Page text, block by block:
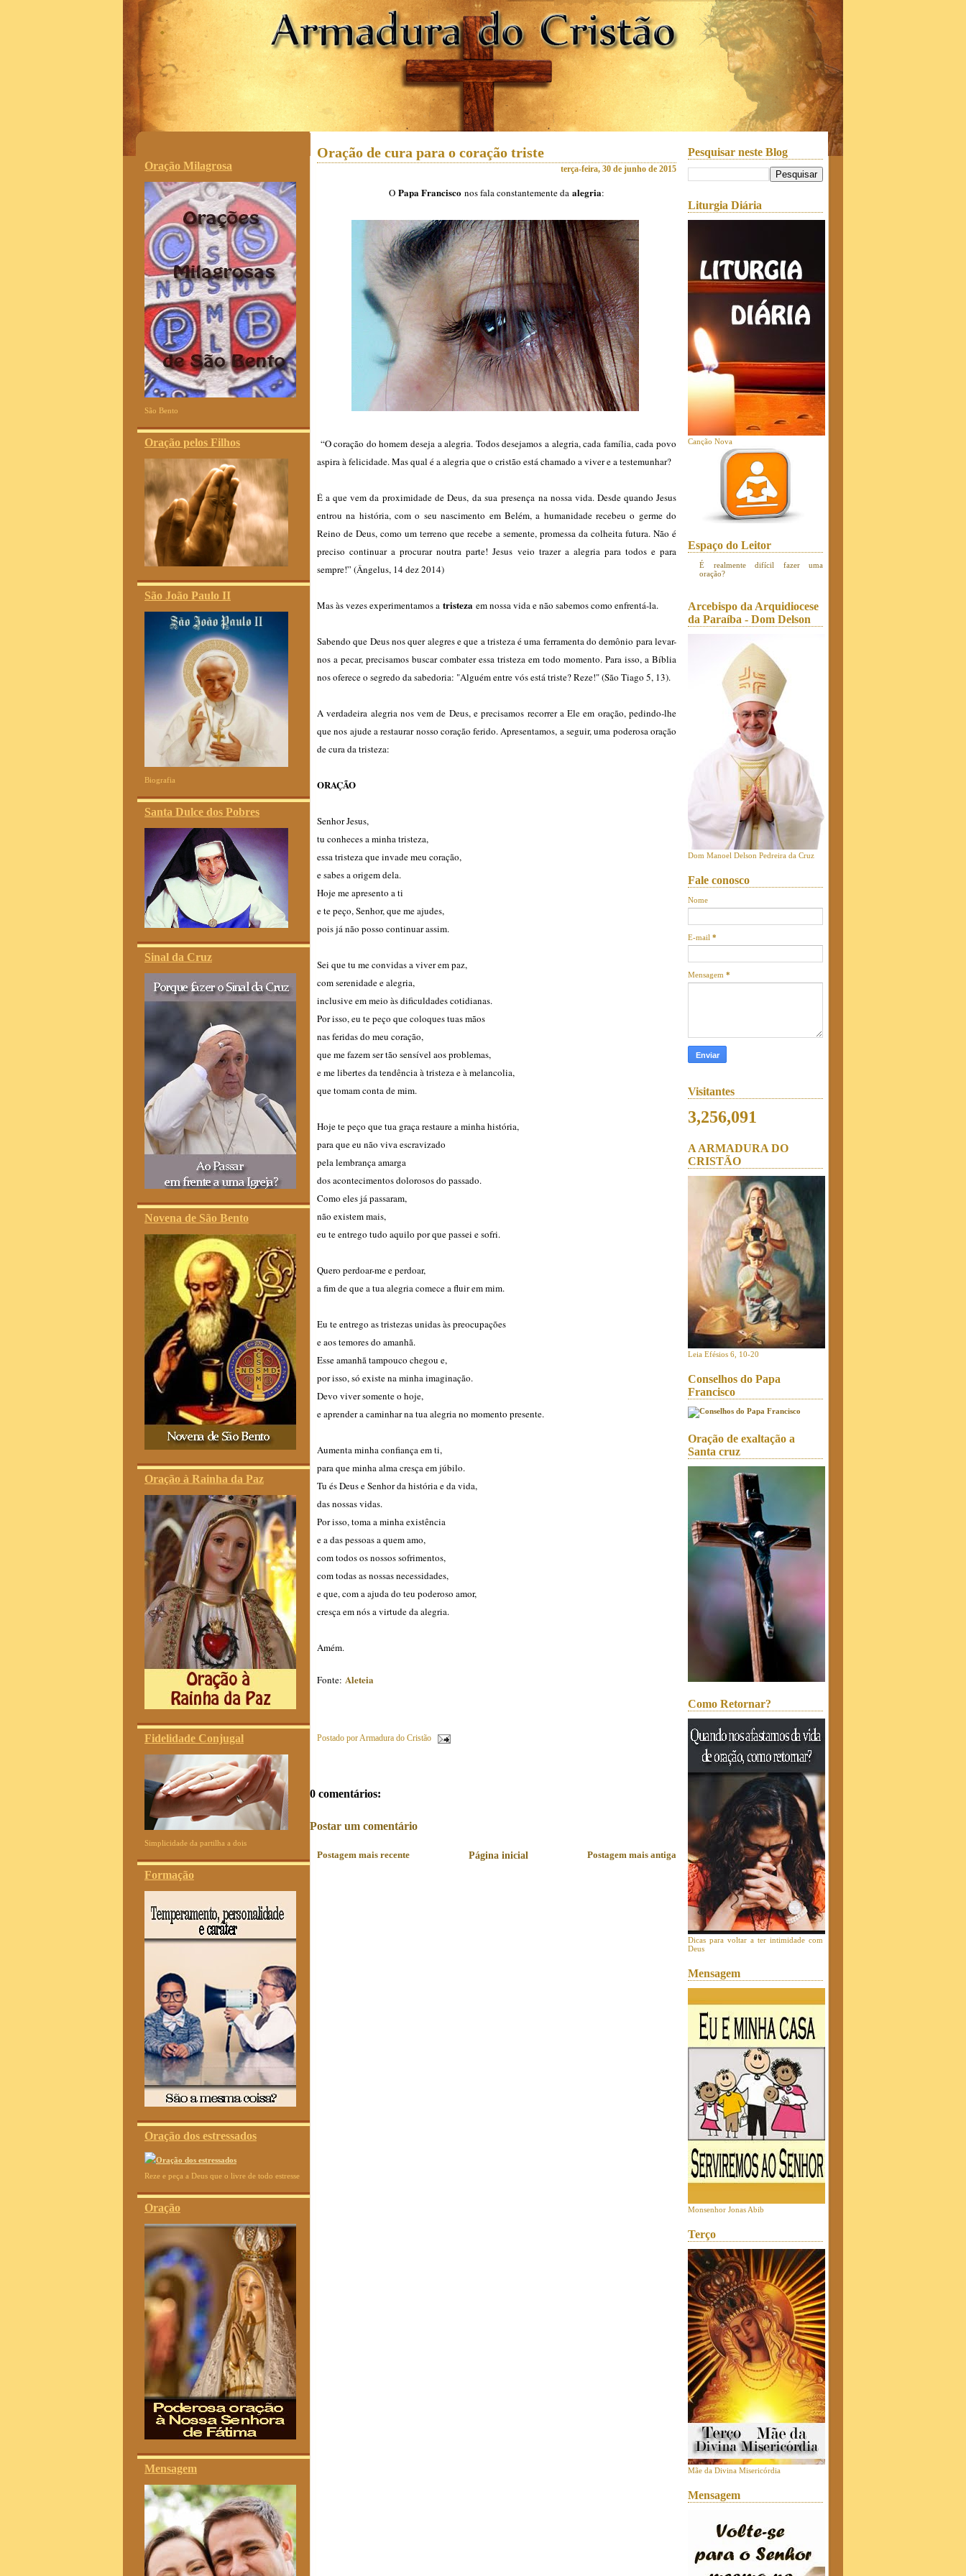
.
Oração Milagrosa
São Bento
Oração pelos Filhos
São João Paulo II
Biografia
Santa Dulce dos Pobres
Sinal da Cruz
Novena de São Bento
Oração à Rainha da Paz
Fidelidade Conjugal
Simplicidade da partilha a dois
Formação
Oração dos estressados
Reze e peça a Deus que o livre de todo estresse
Oração
Mensagem
Oração de cura para o coração triste
terça-feira, 30 de junho de 2015
O Papa Francisco nos fala constantemente da alegria:
“O coração do homem deseja a alegria. Todos desejamos a alegria, cada família, cada povo
aspira à felicidade. Mas qual é a alegria que o cristão está chamado a viver e a testemunhar?
É a que vem da proximidade de Deus, da sua presença na nossa vida. Desde quando Jesus
entrou na história, com o seu nascimento em Belém, a humanidade recebeu o germe do
Reino de Deus, como um terreno que recebe a semente, promessa da colheita futura. Não é
preciso continuar a procurar noutra parte! Jesus veio trazer a alegria para todos e para
sempre!” (Ângelus, 14 dez 2014)
Mas às vezes experimentamos a tristeza em nossa vida e não sabemos como enfrentá-la.
Sabendo que Deus nos quer alegres e que a tristeza é uma ferramenta do demônio para levar-
nos a pecar, precisamos buscar combater essa tristeza em todo momento. Para isso, a Bíblia
nos oferece o segredo da sabedoria: "Alguém entre vós está triste? Reze!" (São Tiago 5, 13).
A verdadeira alegria nos vem de Deus, e precisamos recorrer a Ele em oração, pedindo-lhe
que nos ajude a restaurar nosso coração ferido. Apresentamos, a seguir, uma poderosa oração
de cura da tristeza:
ORAÇÃO
Senhor Jesus,
tu conheces a minha tristeza,
essa tristeza que invade meu coração,
e sabes a origem dela.
Hoje me apresento a ti
e te peço, Senhor, que me ajudes,
pois já não posso continuar assim.
Sei que tu me convidas a viver em paz,
com serenidade e alegria,
inclusive em meio às dificuldades cotidianas.
Por isso, eu te peço que coloques tuas mãos
nas feridas do meu coração,
que me fazem ser tão sensível aos problemas,
e me libertes da tendência à tristeza e à melancolia,
que tomam conta de mim.
Hoje te peço que tua graça restaure a minha história,
para que eu não viva escravizado
pela lembrança amarga
dos acontecimentos dolorosos do passado.
Como eles já passaram,
não existem mais,
eu te entrego tudo aquilo por que passei e sofri.
Quero perdoar-me e perdoar,
a fim de que a tua alegria comece a fluir em mim.
Eu te entrego as tristezas unidas às preocupações
e aos temores do amanhã.
Esse amanhã tampouco chegou e,
por isso, só existe na minha imaginação.
Devo viver somente o hoje,
e aprender a caminhar na tua alegria no momento presente.
Aumenta minha confiança em ti,
para que minha alma cresça em júbilo.
Tu és Deus e Senhor da história e da vida,
das nossas vidas.
Por isso, toma a minha existência
e a das pessoas a quem amo,
com todos os nossos sofrimentos,
com todas as nossas necessidades,
e que, com a ajuda do teu poderoso amor,
cresça em nós a virtude da alegria.
Amém.
Fonte: Aleteia
Postado porArmadura do Cristão
0 comentários:
Postar um comentário
Postagem mais recente Postagem mais antiga
Página inicial
Pesquisar neste Blog
Liturgia Diária
Canção Nova
Espaço do Leitor
É realmente difícil fazer uma
oração?
Arcebispo da Arquidiocese
da Paraíba - Dom Delson
Dom Manoel Delson Pedreira da Cruz
Fale conosco
Nome
E-mail *
Mensagem *
Visitantes
3,256,091
A ARMADURA DO
CRISTÃO
Leia Efésios 6, 10-20
Conselhos do Papa
Francisco
Oração de exaltação a
Santa cruz
Como Retornar?
Dicas para voltar a ter intimidade com
Deus
Mensagem
Monsenhor Jonas Abib
Terço
Mãe da Divina Misericórdia
Mensagem